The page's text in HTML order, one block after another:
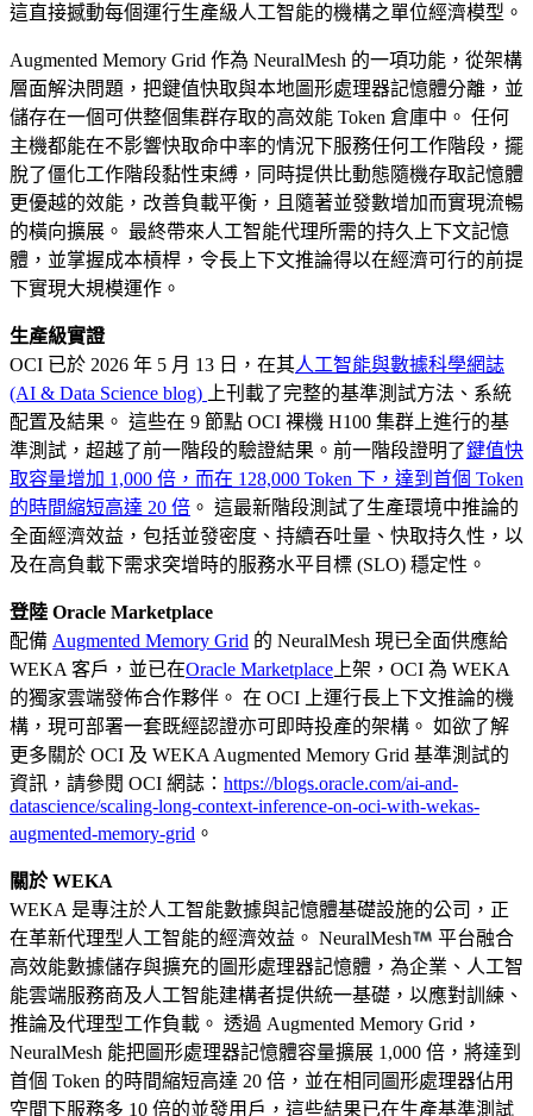
這直接撼動每個運行生產級人工智能的機構之單位經濟模型。
Augmented Memory Grid 作為 NeuralMesh 的一項功能，從架構
層面解決問題，把鍵值快取與本地圖形處理器記憶體分離，並
儲存在一個可供整個集群存取的高效能 Token 倉庫中。 任何
主機都能在不影響快取命中率的情況下服務任何工作階段，擺
脫了僵化工作階段黏性束縛，同時提供比動態隨機存取記憶體
更優越的效能，改善負載平衡，且隨著並發數增加而實現流暢
的橫向擴展。 最終帶來人工智能代理所需的持久上下文記憶
體，並掌握成本槓桿，令長上下文推論得以在經濟可行的前提
下實現大規模運作。
生產級實證
OCI 已於 2026 年 5 月 13 日，在其人工智能與數據科學網誌
(AI & Data Science blog)
上刊載了完整的基準測試方法、系統
配置及結果。 這些在 9 節點 OCI 裸機 H100 集群上進行的基
準測試，超越了前一階段的驗證結果。前一階段證明了鍵值快
取容量增加 1,000 倍，而在 128,000 Token 下，達到首個 Token
的時間縮短高達 20 倍 。 這最新階段測試了生產環境中推論的
全面經濟效益，包括並發密度、持續吞吐量、快取持久性，以
及在高負載下需求突增時的服務水平目標 (SLO) 穩定性。
登陸 Oracle Marketplace
配備 Augmented Memory Grid 的 NeuralMesh 現已全面供應給
WEKA 客戶，並已在Oracle Marketplace 上架，OCI 為 WEKA
的獨家雲端發佈合作夥伴。 在 OCI 上運行長上下文推論的機
構，現可部署一套既經認證亦可即時投產的架構。 如欲了解
更多關於 OCI 及 WEKA Augmented Memory Grid 基準測試的
資訊，請參閱 OCI 網誌： https://blogs.oracle.com/ai-and-
datascience/scaling-long-context-inference-on-oci-with-wekas-
augmented-memory-grid 。
關於 WEKA
WEKA 是專注於人工智能數據與記憶體基礎設施的公司，正
在革新代理型人工智能的經濟效益。 NeuralMesh
平台融合
高效能數據儲存與擴充的圖形處理器記憶體，為企業、人工智
能雲端服務商及人工智能建構者提供統一基礎，以應對訓練、
推論及代理型工作負載。 透過 Augmented Memory Grid，
NeuralMesh 能把圖形處理器記憶體容量擴展 1,000 倍，將達到
首個 Token 的時間縮短高達 20 倍，並在相同圖形處理器佔用
空間下服務多 10 倍的並發用戶，這些結果已在生產基準測試